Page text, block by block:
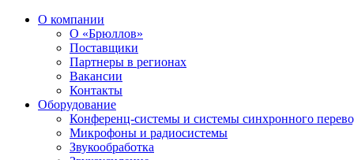
О компании
О «Брюллов»
Поставщики
Партнеры в регионах
Вакансии
Контакты
Оборудование
Конференц-системы и системы синхронного
Микрофоны и радиосистемы
Звукообработка